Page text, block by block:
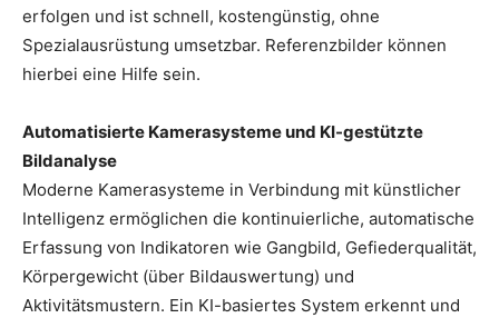
erfolgen und ist schnell, kostengünstig, ohne
Spezialausrüstung umsetzbar. Referenzbilder können
hierbei eine Hilfe sein.
Automatisierte Kamerasysteme und KI-gestützte
Bildanalyse
Moderne Kamerasysteme in Verbindung mit künstlicher
Intelligenz ermöglichen die kontinuierliche, automatische
Erfassung von Indikatoren wie Gangbild, Gefiederqualität,
Körpergewicht (über Bildauswertung) und
Aktivitätsmustern. Ein KI-basiertes System erkennt und